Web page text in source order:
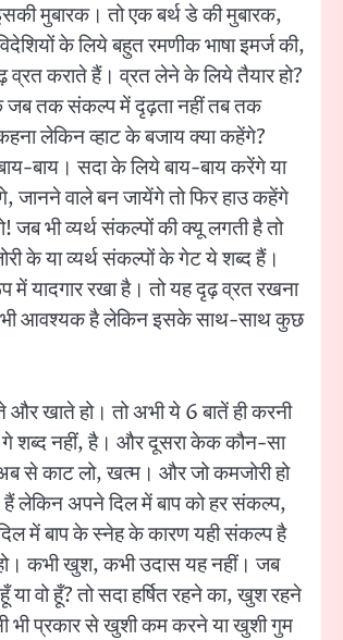
मुबारक। तो एक बर्थ डे की मुबारक,
के लिये बहुत रमणीक भाषा इमर्ज की,
व्रत कराते हैं। व्रत लेने के लिये तैयार हो?
जब तक संकल्प में दृढ़ता नहीं तब तक
लेकिन व्हाट के बजाय क्या कहेंगे?
बाय। सदा के लिये बाय-बाय करेंगे या
जानने वाले बन जायेंगे तो फिर हाउ कहेंगे
जब भी व्यर्थ संकल्पों की क्यू लगती है तो
के या व्यर्थ संकल्पों के गेट ये शब्द हैं।
यादगार रखा है। तो यह दृढ़ व्रत रखना
भी आवश्यक है लेकिन इसके साथ-साथ कुछ
और खाते हो। तो अभी ये 6 बातें ही करनी
गे शब्द नहीं, है। और दूसरा केक कौन-सा
से काट लो, खत्म। और जो कमजोरी हो
लेकिन अपने दिल में बाप को हर संकल्प,
दिल में बाप के स्नेह के कारण यही संकल्प है
कभी खुश, कभी उदास यह नहीं। जब
वो हूँ? तो सदा हर्षित रहने का, खुश रहने
भी प्रकार से खुशी कम करने या खुशी गुम